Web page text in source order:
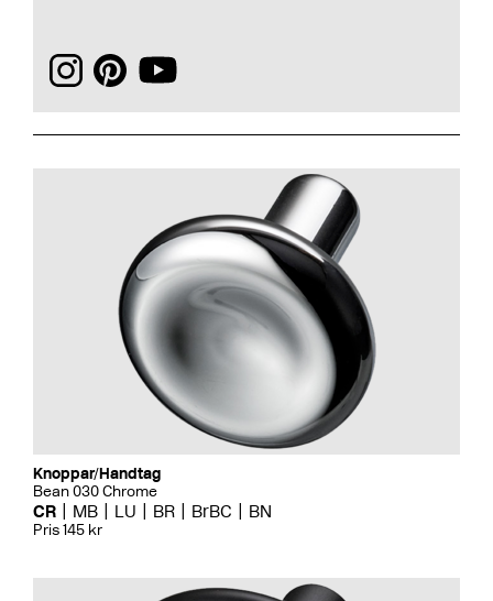
Knoppar/Handtag
Bean 030 Chrome
CR MB LU BR BrBC BN
Pris 145 kr